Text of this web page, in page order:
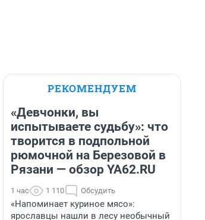
РЕКОМЕНДУЕМ
«Девчонки, вы
испытываете судьбу»: что
творится в подпольной
рюмочной на Березовой в
Рязани — обзор YA62.RU
1 час 1 110 Обсудить
«Напоминает куриное мясо»:
ярославцы нашли в лесу необычный